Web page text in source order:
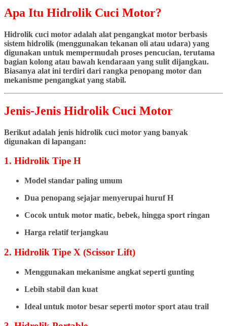
Apa Itu Hidrolik Cuci Motor?
Hidrolik cuci motor adalah alat pengangkat motor berbasis
sistem hidrolik (menggunakan tekanan oli atau udara) yang
digunakan untuk mempermudah proses pencucian, terutama
bagian kolong atau bawah kendaraan yang sulit dijangkau.
Biasanya alat ini terdiri dari rangka penopang motor dan
mekanisme pengangkat yang stabil.
Jenis-Jenis Hidrolik Cuci Motor
Berikut adalah jenis hidrolik cuci motor yang banyak
digunakan di lapangan:
1. Hidrolik Tipe H
Model standar paling umum
Dua penopang sejajar menyerupai huruf H
Cocok untuk motor matic, bebek, hingga sport ringan
Harga relatif terjangkau
2. Hidrolik Tipe X (Scissor Lift)
Menggunakan mekanisme angkat seperti gunting
Lebih stabil dan kuat
Ideal untuk motor besar seperti motor sport atau trail